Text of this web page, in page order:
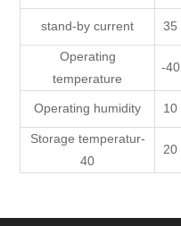
stand-by current 35
Operating
temperature
-40
Operating humidity 10
Storage temperatur-
40
20